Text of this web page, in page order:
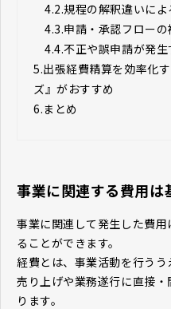
4.2.規程の解釈違いによ
4.3.申請・承認フローの
4.4.不正や誤申請が発
5.出張経費精算を効率化
ズ』がおすすめ
6.まとめ
事業に関連する費用は
事業に関連して発生した費
ることができます。
経費とは、事業活動を行うう
売り上げや業務遂行に直接
ります。